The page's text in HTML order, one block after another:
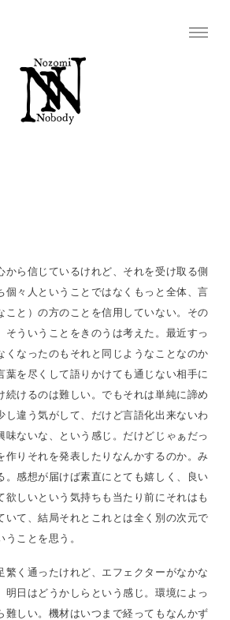
から信じているけれど、それを受け取る側
個々人ということではなくもっと全体、言
こと）の方のことを信用していない。その
そういうことをきのうは考えた。最近すっ
くなったのもそれと同じようなことなのか
葉を尽くして語りかけても通じない相手に
続けるのは難しい。でもそれは単純に諦め
し違う気がして、だけど言語化出来ないわ
味ないな、という感じ。だけどじゃぁだっ
作りそれを発表したりなんかするのか。み
。感想が届けば素直にとても嬉しく、良い
欲しいという気持ちも当たり前にそれはも
いて、結局それとこれとは全く別の次元で
ことを思う。
繁く通ったけれど、エフェクターがなかな
明日はどうかしらという感じ。環境によっ
難しい。機材はいつまで経ってもなんかず